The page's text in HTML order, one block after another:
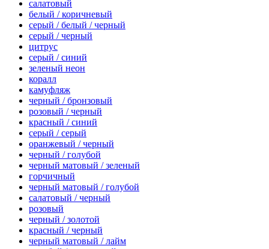
салатовый
белый / коричневый
серый / белый / черный
серый / черный
цитрус
серый / синий
зеленый неон
коралл
камуфляж
черный / бронзовый
розовый / черный
красный / синий
серый / серый
оранжевый / черный
черный / голубой
черный матовый / зеленый
горчичный
черный матовый / голубой
салатовый / черный
розовый
черный / золотой
красный / черный
черный матовый / лайм